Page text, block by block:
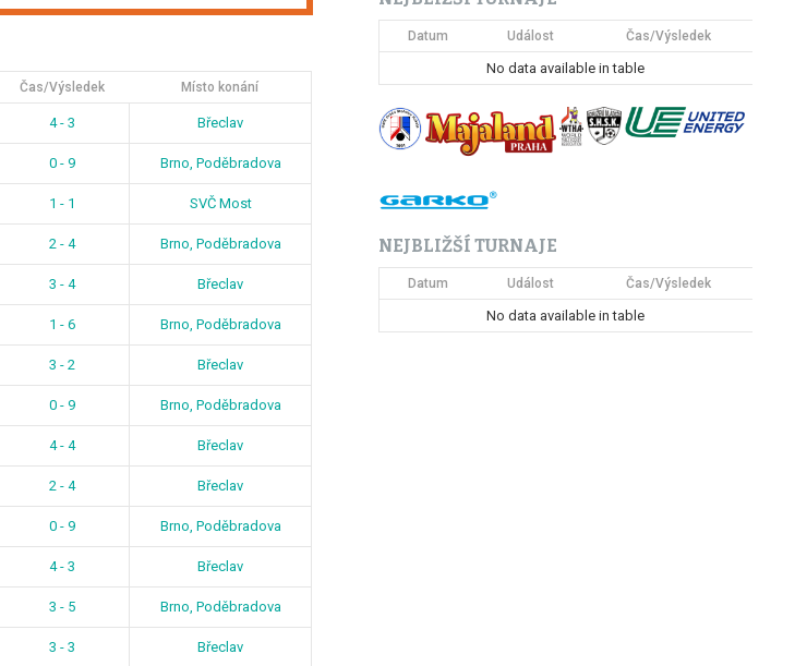
Čas/Výsledek Místo konání
4 - 3 Břeclav
0 - 9 Brno, Poděbradova
1 - 1 SVČ Most
2 - 4 Brno, Poděbradova
3 - 4 Břeclav
1 - 6 Brno, Poděbradova
3 - 2 Břeclav
0 - 9 Brno, Poděbradova
4 - 4 Břeclav
2 - 4 Břeclav
0 - 9 Brno, Poděbradova
4 - 3 Břeclav
3 - 5 Brno, Poděbradova
3 - 3 Břeclav
Datum Událost Čas/Výsledek
No data available in table
NEJBLIŽŠÍ TURNAJE
Datum Událost Čas/Výsledek
No data available in table